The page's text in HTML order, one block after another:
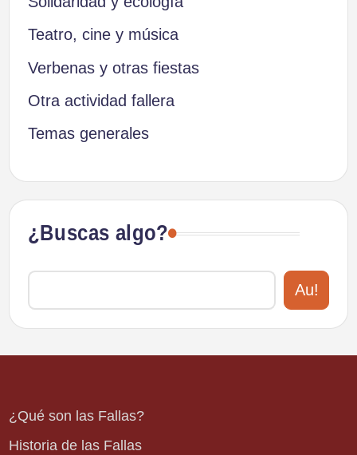
Teatro, cine y música
Verbenas y otras fiestas
Otra actividad fallera
Temas generales
¿Buscas algo?
Au!
¿Qué son las Fallas?
Historia de las Fallas